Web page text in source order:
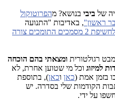
של ביבי בנושא? מהפרוטוקול
ראשון", באדיבות "התנועה
לחשיפת 2 מסמכים התומכים צורה
רגולטורית ומצאתי בהם הוכחה
למיזוג וכל מי שטוען אחרת, לא
בזמן אמת (כאן וכאן), בתוספת
הקודמות שלי בסדרה. יש
על ידי.